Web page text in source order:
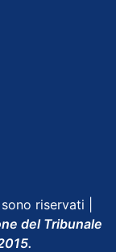
riservati |
del Tribunale